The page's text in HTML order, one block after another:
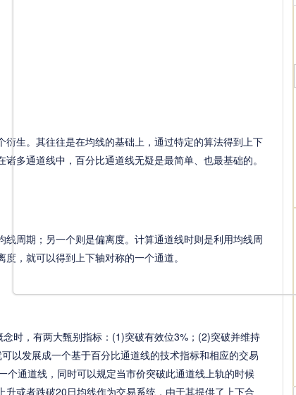
生。其往往是在均线的基础上，通过特定的算法得到上下
多通道线中，百分比通道线无疑是最简单、也最基础的。
周期；另一个则是偏离度。计算通道线时则是利用均线周
，就可以得到上下轴对称的一个通道。
时，有两大甄别指标：(1)突破有效位3%；(2)突破并维持
以发展成一个基于百分比通道线的技术指标和相应的交易
个通道线，同时可以规定当市价突破此通道线上轨的时候
或者跌破20日均线作为交易系统，由于其提供了上下合